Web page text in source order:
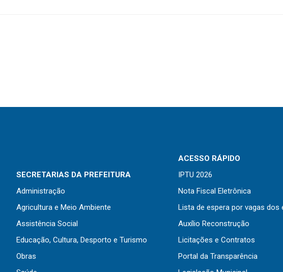
SECRETARIAS DA PREFEITURA
Administração
Agricultura e Meio Ambiente
Assistência Social
Educação, Cultura, Desporto e Turismo
Obras
ACESSO RÁPIDO
IPTU 2026
Nota Fiscal Eletrônica
Lista de espera por vagas dos
Auxílio Reconstrução
Licitações e Contratos
Portal da Transparência